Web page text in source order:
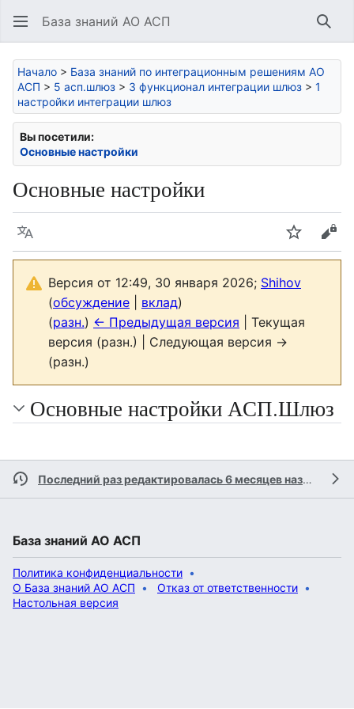
База знаний АО АСП
Начало > База знаний по интеграционным решениям АО
АСП > 5 асп.шлюз > 3 функционал интеграции шлюз > 1
настройки интеграции шлюз
Вы посетили:
Основные настройки
Основные настройки
Язык Следить
Версия от 12:49, 30 января 2026; Shihov
(обсуждение вклад)
(разн.) ← Предыдущая версия | Текущая
версия (разн.) | Следующая версия →
(разн.)
Основные настройки АСП.Шлюз
Последний раз редактировалась 6 месяцев назад
База знаний АО АСП
Политика конфиденциальности
О База знаний АО АСП
Отказ от ответственности
Настольная версия